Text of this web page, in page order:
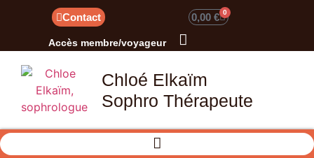
Contact 0,00€ 0
Accès membre/voyageur
Chloé Elkaïm
Sophro Thérapeute